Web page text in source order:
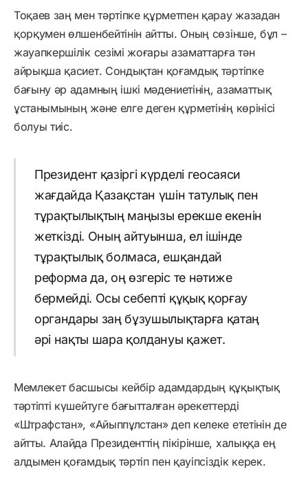
Тоқаев заң мен тәртіпке құрметпен қарау жазадан
қорқумен өлшенбейтінін айтты. Оның сөзінше, бұл –
жауапкершілік сезімі жоғары азаматтарға тән
айрықша қасиет. Сондықтан қоғамдық тәртіпке
бағыну әр адамның ішкі мәдениетінің, азаматтық
ұстанымының және елге деген құрметінің көрінісі
болуы тиіс.
Президент қазіргі күрделі геосаяси
жағдайда Қазақстан үшін татулық пен
тұрақтылықтың маңызы ерекше екенін
жеткізді. Оның айтуынша, ел ішінде
тұрақтылық болмаса, ешқандай
реформа да, оң өзгеріс те нәтиже
бермейді. Осы себепті құқық қорғау
органдары заң бұзушылықтарға қатаң
әрі нақты шара қолдануы қажет.
Мемлекет басшысы кейбір адамдардың құқықтық
тәртіпті күшейтуге бағытталған әрекеттерді
«Штрафстан», «Айыппұлстан» деп келеке ететінін де
айтты. Алайда Президенттің пікірінше, халыққа ең
алдымен қоғамдық тәртіп пен қауіпсіздік керек.